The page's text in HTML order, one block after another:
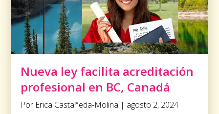
Nueva ley facilita acreditación
profesional en BC, Canadá
Por Erica Castañeda-Molina | agosto 2, 2024